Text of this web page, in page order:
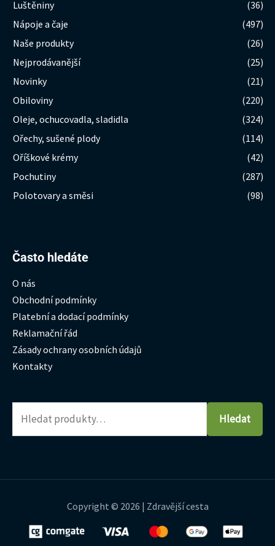
Luštěniny
(36)
Nápoje a čaje
(497)
Naše produkty
(26)
Nejprodávanější
(25)
Novinky
(21)
Obiloviny
(220)
Oleje, ochucovadla, sladidla
(324)
Ořechy, sušené plody
(114)
Oříškové krémy
(42)
Pochutiny
(287)
Polotovary a směsi
(98)
Často hledáte
O nás
Obchodní podmínky
Platební a dodací podmínky
Reklamační řád
Zásady ochrany osobních údajů
Kontakty
Hledat:
Hledat
Copyright © 2026 | Zdravější cesta